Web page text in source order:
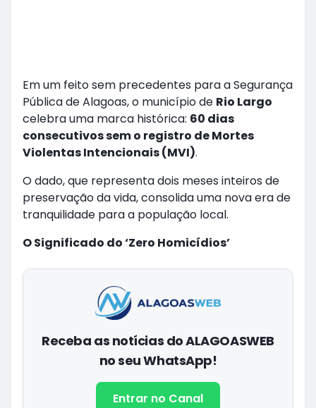
Em um feito sem precedentes para a Segurança
Pública de Alagoas, o município de Rio Largo
celebra uma marca histórica: 60 dias
consecutivos sem o registro de Mortes
Violentas Intencionais (MVI).
O dado, que representa dois meses inteiros de
preservação da vida, consolida uma nova era de
tranquilidade para a população local.
O Significado do ‘Zero Homicídios’
Receba as notícias do ALAGOASWEB
no seu WhatsApp!
Entrar no Canal